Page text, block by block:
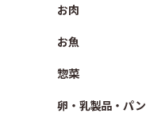
お肉
お魚
惣菜
卵・乳製品・パン